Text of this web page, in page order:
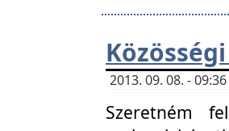
2013. 09. 08. -
Szeretném